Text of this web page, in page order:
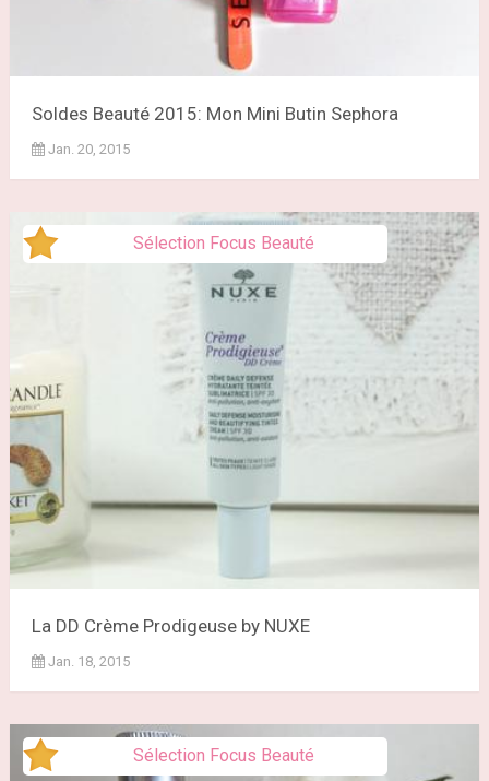
Soldes Beauté 2015: Mon Mini Butin Sephora
Jan. 20, 2015
Sélection Focus Beauté
La DD Crème Prodigeuse by NUXE
Jan. 18, 2015
Sélection Focus Beauté